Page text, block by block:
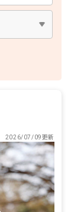
2026/07/09更新